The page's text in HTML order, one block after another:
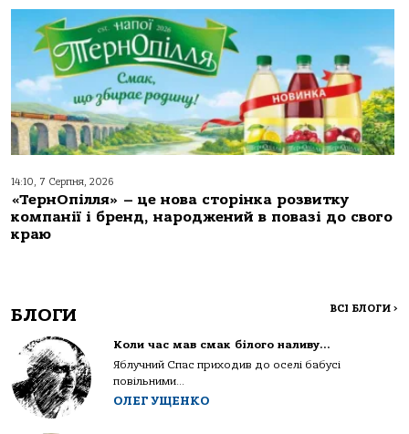
14:10, 7 Серпня, 2026
«ТернОпілля» – це нова сторінка розвитку
компанії і бренд, народжений в повазі до свого
краю
БЛОГИ ВСІ БЛОГИ >
Коли час мав смак білого наливу…
Яблучний Спас приходив до оселі бабусі
повільними...
ОЛЕГ УЩЕНКО